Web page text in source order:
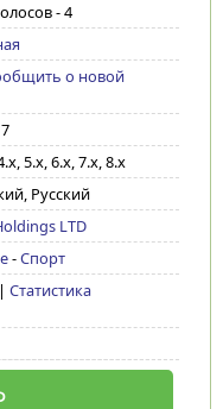
-4
о новой
5.x, 6.x, 7.x, 8.x
Русский
LTD
-Спорт
Статистика